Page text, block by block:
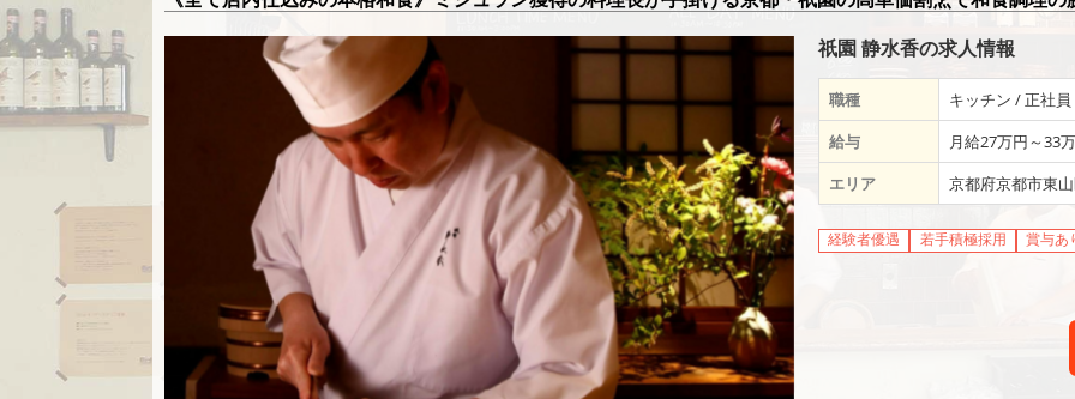
祇園 静水香の求人情報
職種
キッチン / 正社員
給与
月給27万円～33
エリア
京都府京都市東
経験者優遇 若手積極採用 賞与あ